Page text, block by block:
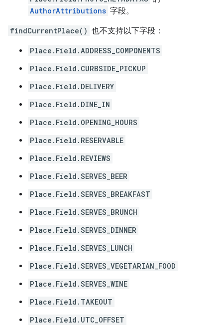
AuthorAttributions 字段。
findCurrentPlace() 也不支持以下字段：
Place.Field.ADDRESS_COMPONENTS
Place.Field.CURBSIDE_PICKUP
Place.Field.DELIVERY
Place.Field.DINE_IN
Place.Field.OPENING_HOURS
Place.Field.RESERVABLE
Place.Field.REVIEWS
Place.Field.SERVES_BEER
Place.Field.SERVES_BREAKFAST
Place.Field.SERVES_BRUNCH
Place.Field.SERVES_DINNER
Place.Field.SERVES_LUNCH
Place.Field.SERVES_VEGETARIAN_FOOD
Place.Field.SERVES_WINE
Place.Field.TAKEOUT
Place.Field.UTC_OFFSET